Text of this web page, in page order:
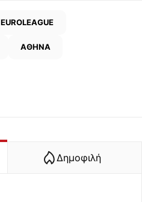
EUROLEAGUE
ΑΘΗΝΑ
Δημοφιλή